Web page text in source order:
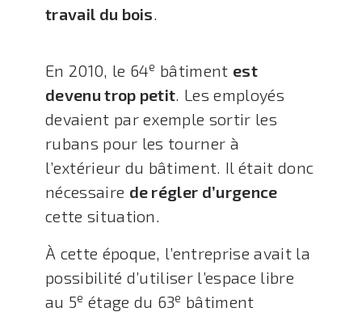
travail du bois.
En 2010, le 64e bâtiment est
devenu trop petit. Les employés
devaient par exemple sortir les
rubans pour les tourner à
l’extérieur du bâtiment. Il était donc
nécessaire de régler d’urgence
cette situation.
À cette époque, l’entreprise avait la
possibilité d’utiliser l’espace libre
au 5e étage du 63e bâtiment